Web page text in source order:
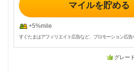
マイルを貯める
+5%mile
すぐたまはアフィリエイト広告など、プロモーション広
グレー